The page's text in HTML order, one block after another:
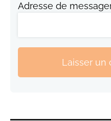
Adresse de
Laisser un